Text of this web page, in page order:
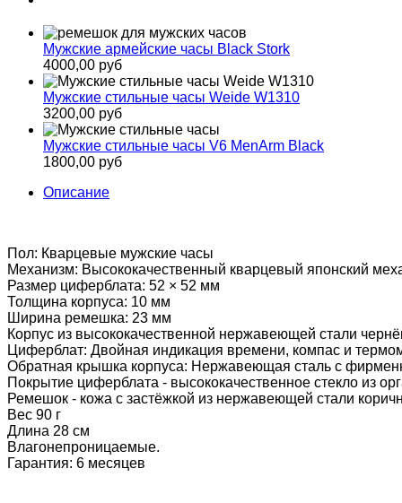
Мужские армейские часы Black Stork
4000,00 руб
Мужские стильные часы Weide W1310
3200,00 руб
Мужские стильные часы V6 MenArm Black
1800,00 руб
Описание
Пол: Кварцевые мужские часы
Механизм: Высококачественный кварцевый японский
Размер циферблата: 52 × 52 мм
Толщина корпуса: 10 мм
Ширина ремешка: 23 мм
Корпус из высококачественной нержавеющей стали
Циферблат: Двойная индикация времени, компас и
Обратная крышка корпуса: Нержавеющая сталь с
Покрытие циферблата - высококачественное стекло из
Ремешок - кожа с застёжкой из нержавеющей стали
Вес 90 г
Длина 28 см
Влагонепроницаемые.
Гарантия: 6 месяцев